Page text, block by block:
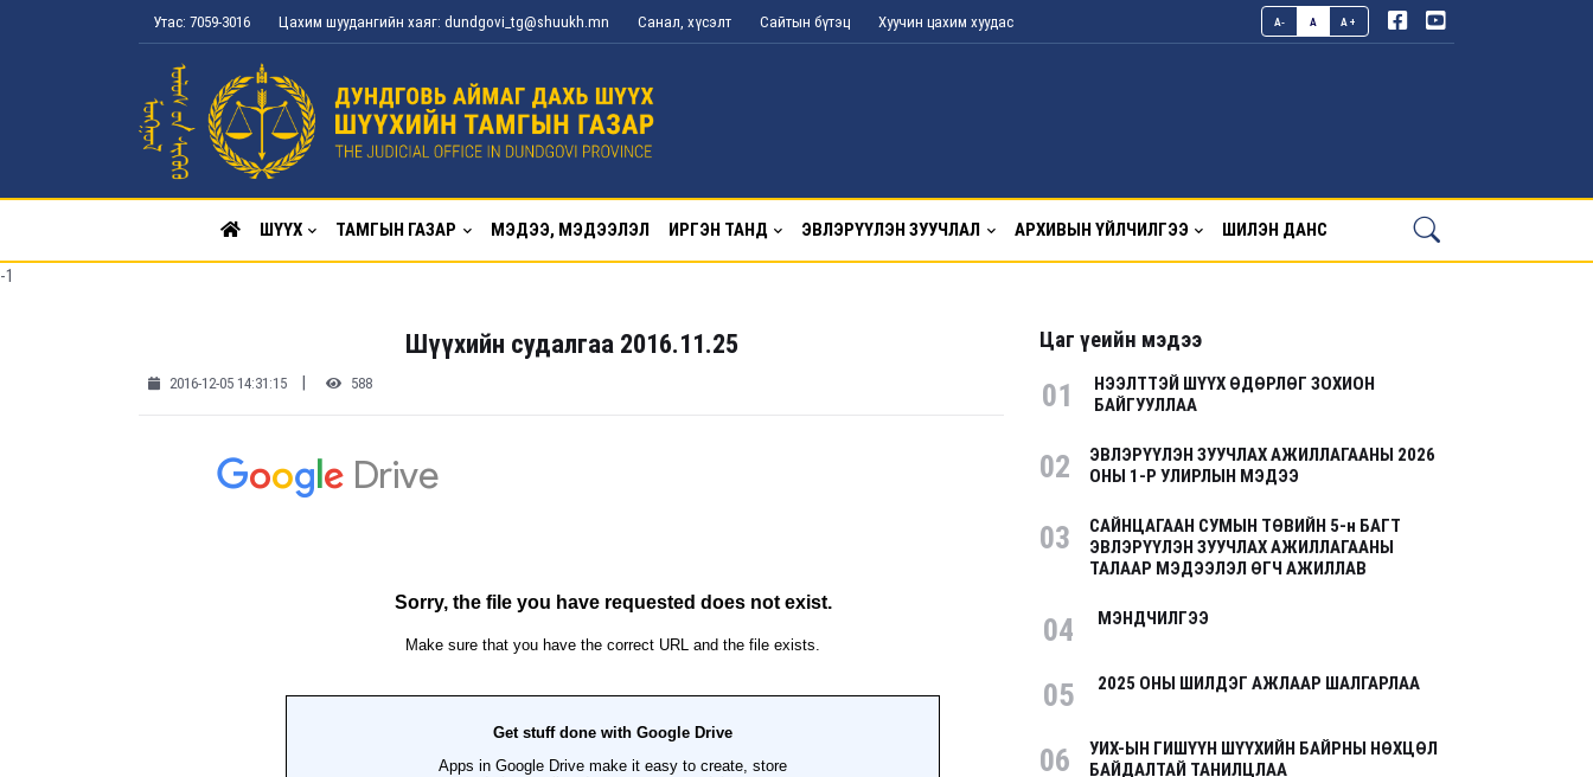
Утас: 7059-3016 Цахим шуудангийн хаяг: dundgovi_tg@shuukh.mn Санал, хүсэлт Сайтын бүтэц Хуучин цахим хуудас A- A A+
ШҮҮХ ТАМГЫН ГАЗАР МЭДЭЭ, МЭДЭЭЛЭЛ ИРГЭН ТАНД ЭВЛЭРҮҮЛЭН ЗУУЧЛАЛ АРХИВЫН ҮЙЛЧИЛГЭЭ ШИЛЭН ДАНС
-1
Шүүхийн судалгаа 2016.11.25
2016-12-05 14:31:15 | 588
Цаг үеийн мэдээ
01
НЭЭЛТТЭЙ ШҮҮХ ӨДӨРЛӨГ ЗОХИОН
БАЙГУУЛЛАА
02
ЭВЛЭРҮҮЛЭН ЗУУЧЛАХ АЖИЛЛАГААНЫ 2026
ОНЫ 1-Р УЛИРЛЫН МЭДЭЭ
03
САЙНЦАГААН СУМЫН ТӨВИЙН 5-н БАГТ
ЭВЛЭРҮҮЛЭН ЗУУЧЛАХ АЖИЛЛАГААНЫ
ТАЛААР МЭДЭЭЛЭЛ ӨГЧ АЖИЛЛАВ
04 МЭНДЧИЛГЭЭ
05 2025 ОНЫ ШИЛДЭГ АЖЛААР ШАЛГАРЛАА
06
УИХ-ЫН ГИШҮҮН ШҮҮХИЙН БАЙРНЫ НӨХЦӨЛ
БАЙДАЛТАЙ ТАНИЛЦЛАА